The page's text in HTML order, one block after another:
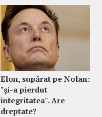
Elon, supărat pe Nolan:
"şi-a pierdut
integritatea". Are
dreptate?